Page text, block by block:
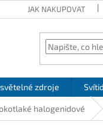
JAK NAKUPOVAT
zdroje
halogenidové